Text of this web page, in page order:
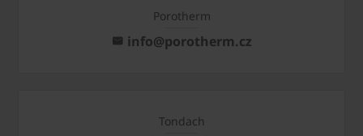
Porotherm
info@porotherm.cz
Tondach